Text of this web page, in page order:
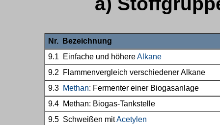
Nr. Bezeichnung
9.1 Einfache und höhereAlkane
9.2 Flammenvergleich verschiedener Alkane
9.3 Methan: Fermenter einer Biogasanlage
9.4 Methan: Biogas-Tankstelle
9.5 Schweißen mitAcetylen